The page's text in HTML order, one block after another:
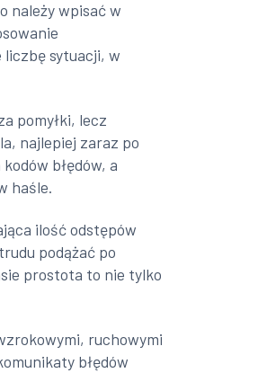
należy wpisać w
sytuacji, w
pomyłki, lecz
najlepiej zaraz po
błędów, a
haśle.
ilość odstępów
podążać po
prostota to nie tylko
ruchowymi
błędów